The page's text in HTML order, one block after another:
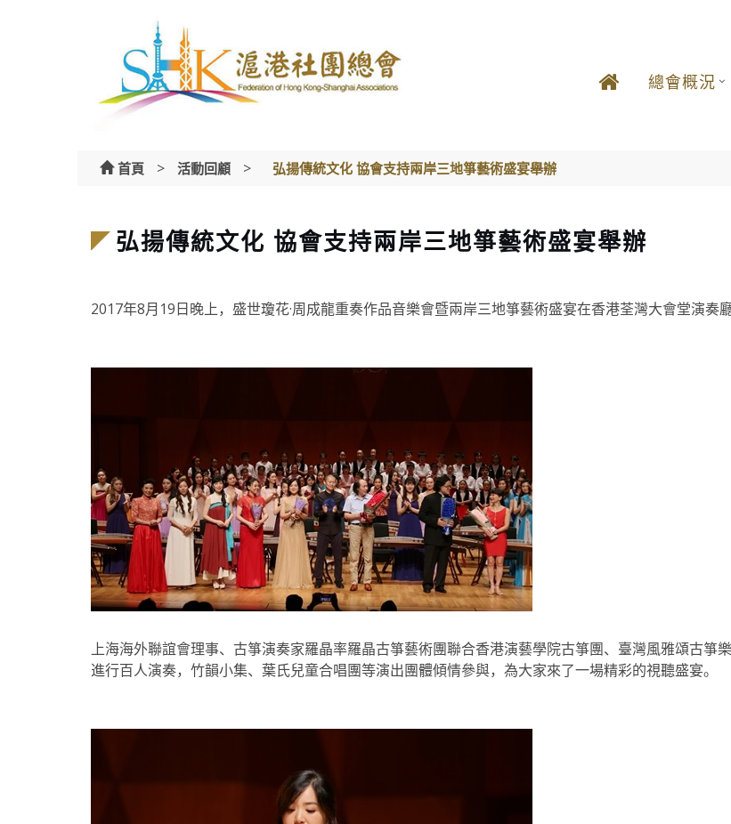
總會概況
首頁 > 活動回顧 > 弘揚傳統文化 協會支持兩岸三地箏藝術盛宴舉辦
弘揚傳統文化 協會支持兩岸三地箏藝術盛宴舉辦
2017年8月19日晚上，盛世瓊花·周成龍重奏作品音樂會暨兩岸三地箏藝術盛宴在香港荃灣大會堂演奏廳
上海海外聯誼會理事、古箏演奏家羅晶率羅晶古箏藝術團聯合香港演藝學院古箏團、臺灣風雅頌古箏
進行百人演奏，竹韻小集、葉氏兒童合唱團等演出團體傾情參與，為大家來了一場精彩的視聽盛宴。